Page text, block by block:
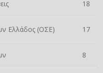
18
Ελλάδος (ΟΣΕ) 17
8